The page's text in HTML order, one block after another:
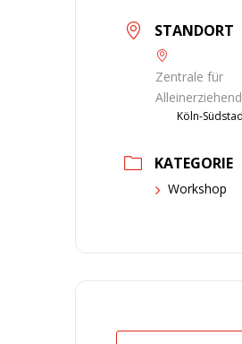
STANDORT
Zentrale für
Köln-
KATEGORIE
Workshop